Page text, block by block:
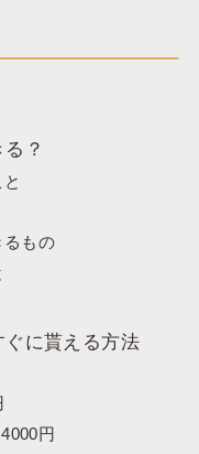
？
るもの
に貰える方法
円